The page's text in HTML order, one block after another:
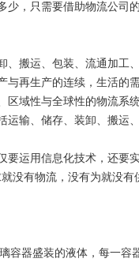
，只需要借助物流公司
搬运、包装、流通加工
再生产的连续，生活的
域性与全球性的物流系
输、储存、装卸、搬运
运用信息化技术，还要实
没有物流，没有为就没有
容器盛装的液体，每一容